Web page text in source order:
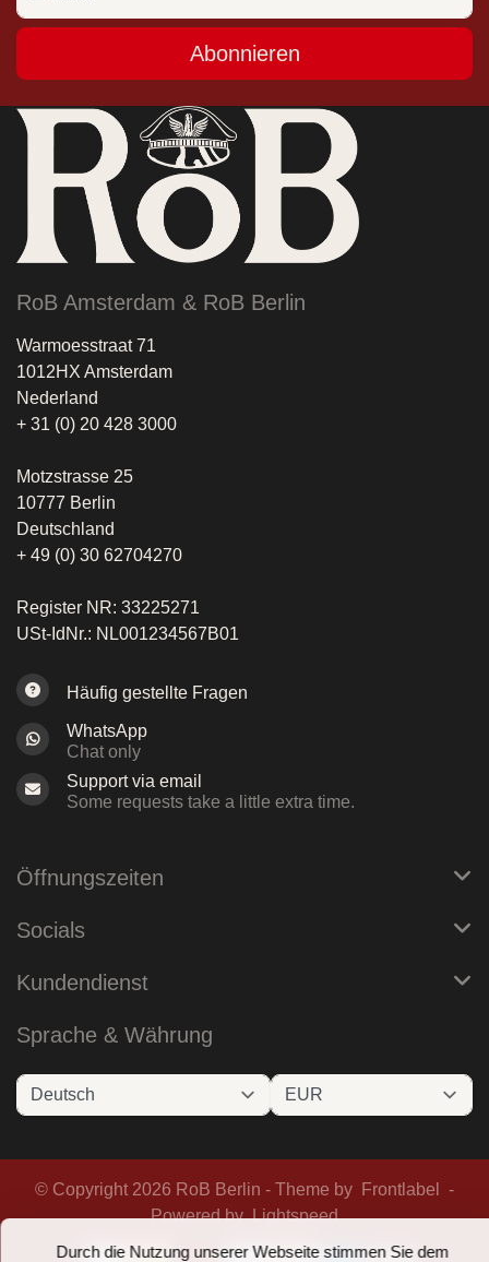
Durch die Nutzung unserer Webseite stimmen Sie dem
Abonnieren
RoB Amsterdam & RoB Berlin
Warmoesstraat 71
1012HX Amsterdam
Nederland
+ 31 (0) 20 428 3000
Motzstrasse 25
10777 Berlin
Deutschland
+ 49 (0) 30 62704270
Register NR: 33225271
USt-IdNr.: NL001234567B01
Häufig gestellte Fragen
WhatsApp
Chat only
Support via email
Some requests take a little extra time.
Öffnungszeiten
Socials
Kundendienst
Sprache & Währung
© Copyright 2026 RoB Berlin - Theme by Frontlabel
-
Powered by Lightspeed